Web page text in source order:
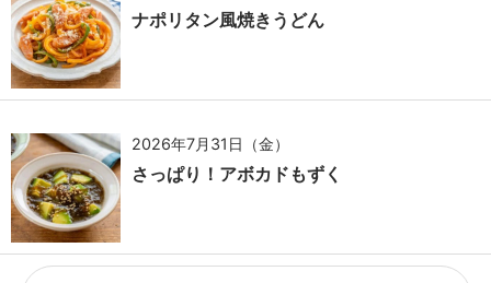
ナポリタン風焼きうどん
2026年7月31日（金）
さっぱり！アボカドもずく